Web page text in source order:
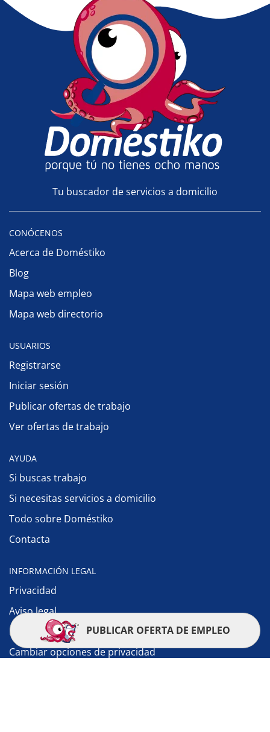
Tu buscador de servicios a domicilio
CONÓCENOS
Acerca de Doméstiko
Blog
Mapa web empleo
Mapa web directorio
USUARIOS
Registrarse
Iniciar sesión
Publicar ofertas de trabajo
Ver ofertas de trabajo
AYUDA
Si buscas trabajo
Si necesitas servicios a domicilio
Todo sobre Doméstiko
Contacta
INFORMACIÓN LEGAL
Privacidad
Aviso legal
Política de cookies
Cambiar opciones de privacidad
PUBLICAR OFERTA DE EMPLEO